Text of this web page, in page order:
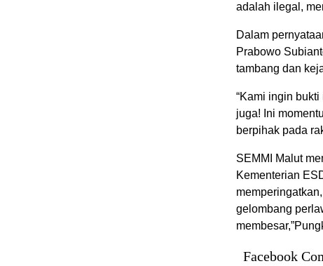
adalah ilegal,
Dalam
Prabowo
tambang dan
“Kami ingin
juga! Ini
berpihak pada
SEMMI Malut
Kementerian
gelombang
Facebook